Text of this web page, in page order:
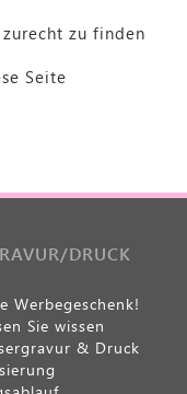
zu finden
Seite
DRUCK
Werbegeschenk!
Sie wissen
& Druck